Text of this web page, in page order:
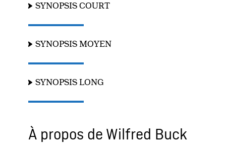
SYNOPSIS COURT
SYNOPSIS MOYEN
SYNOPSIS LONG
À propos de Wilfred Buck